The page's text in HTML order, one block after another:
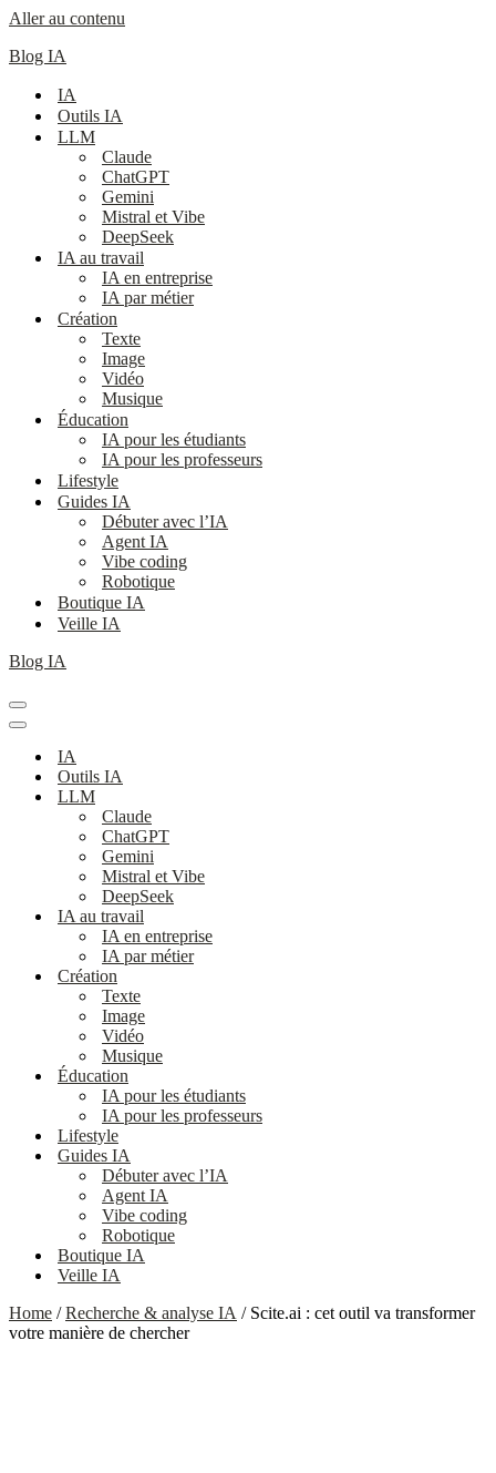
Aller au contenu
Blog IA
IA
Outils IA
LLM
Claude
ChatGPT
Gemini
Mistral et Vibe
DeepSeek
IA au travail
IA en entreprise
IA par métier
Création
Texte
Image
Vidéo
Musique
Éducation
IA pour les étudiants
IA pour les professeurs
Lifestyle
Guides IA
Débuter avec l’IA
Agent IA
Vibe coding
Robotique
Boutique IA
Veille IA
Blog IA
Menu
de
Menu
navigation
IA
Outils IA
LLM
Claude
ChatGPT
Gemini
Mistral et Vibe
DeepSeek
IA au travail
IA en entreprise
IA par métier
Création
Texte
Image
Vidéo
Musique
Éducation
IA pour les étudiants
IA pour les professeurs
Lifestyle
Guides IA
Débuter avec l’IA
Agent IA
Vibe coding
Robotique
Boutique IA
Veille IA
Home /Recherche & analyse IA / Scite.ai : cet outil va transformer
votre manière de chercher